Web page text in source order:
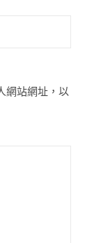
網站網址，以